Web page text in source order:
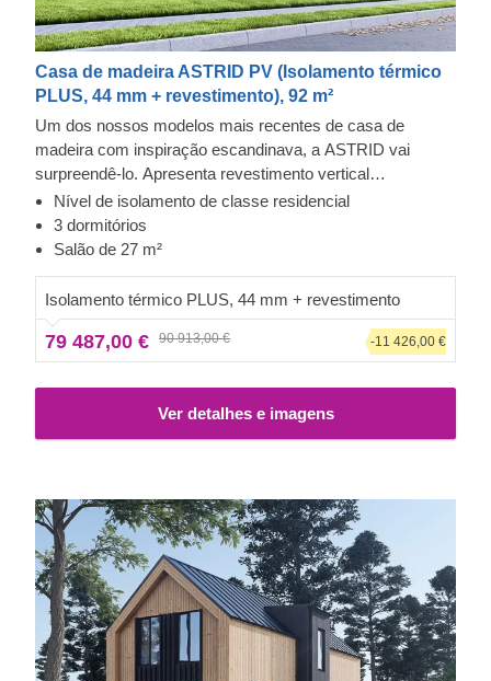
Casa de madeira ASTRID PV (Isolamento térmico
PLUS, 44 mm + revestimento), 92 m²
Um dos nossos modelos mais recentes de casa de
madeira com inspiração escandinava, a ASTRID vai
surpreendê-lo. Apresenta revestimento vertical
contemporâneo, um elegante telhado de duas águas e
inúmeras janelas e portas de grandes dimensões, esta
espaçosa casa de madeira é um dos maiores modelos da
estrutura de dois andares permitem que dedique todo o
segundo andar ao relaxamento.
Revestimento exterior em Cedral Click e Thermowood
Esta casa pré-fabricada de madeira inclui um revestimento
de cimento, fibras de celulose e materiais minerais. Este
tipo de revestimento é apreciado pela sua força
excecional, estabilidade, propriedades de resistência à
humidade e ao fogo e uma estética apelativa e requintada.
O exterior desta casa é também decorado com madeira
termotratada "Thermowood", um material de fácil
manutenção que apresenta um aroma agradável e uma
Nível de isolamento de classe residencial
3 dormitórios
Salão de 27 m²
Isolamento térmico PLUS, 44 mm + revestimento
79 487,00 € 90 913,00 € -11 426,00 €
Ver detalhes e imagens